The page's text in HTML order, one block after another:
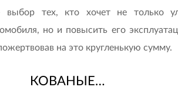
тех, кто хочет не только
но и повысить его
на это кругленькую сумму.
КОВАНЫЕ…